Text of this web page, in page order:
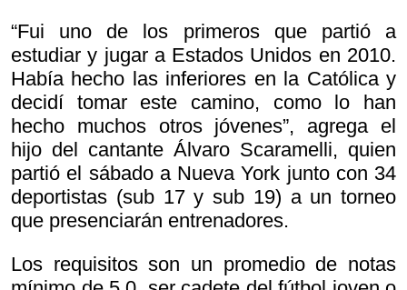
“Fui uno de los primeros que partió a
estudiar y jugar a Estados Unidos en 2010.
Había hecho las inferiores en la Católica y
decidí tomar este camino, como lo han
hecho muchos otros jóvenes”, agrega el
hijo del cantante Álvaro Scaramelli, quien
partió el sábado a Nueva York junto con 34
deportistas (sub 17 y sub 19) a un torneo
que presenciarán entrenadores.
Los requisitos son un promedio de notas